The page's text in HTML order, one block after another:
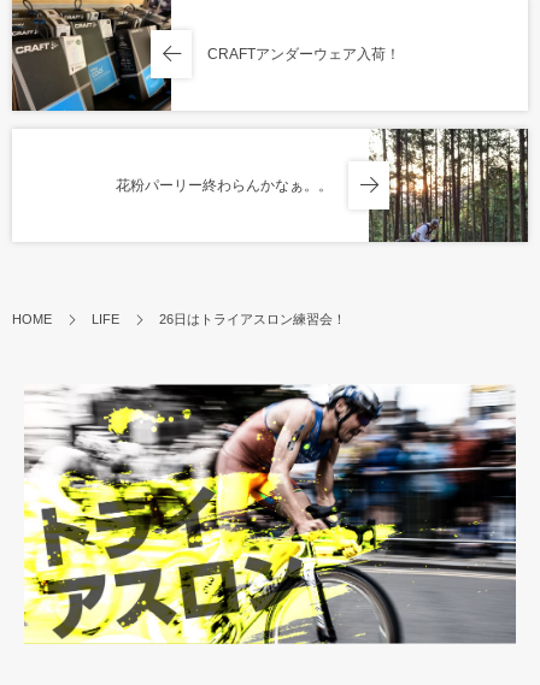
CRAFTアンダーウェア入荷！
花粉パーリー終わらんかなぁ。。
HOME LIFE 26日はトライアスロン練習会！